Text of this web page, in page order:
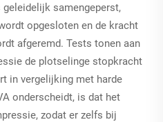
samengeperst,
opgesloten en de kracht
afgeremd. Tests tonen aan
de plotselinge stopkracht
in vergelijking met harde
onderscheidt, is dat het
zodat er zelfs bij